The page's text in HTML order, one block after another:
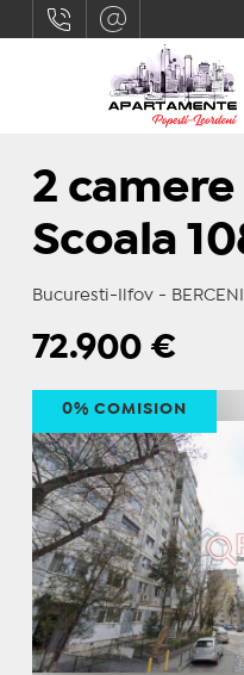
2
Scoala
Bucuresti-Ilfov - BERCENI
72.900€
0% COMISION